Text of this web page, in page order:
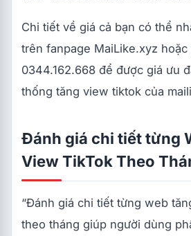
Chi tiết về giá cả bạn có thể
trên fanpage MaiLike.xyz
0344.162.668 để được giá ưu
thống tăng view tiktok của
Đánh giá chi tiết từng
View TikTok Theo
“Đánh giá chi tiết từng web
theo tháng giúp người dùng